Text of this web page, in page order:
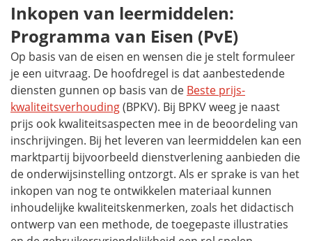
Inkopen van leermiddelen:
Programma van Eisen (PvE)
Op basis van de eisen en wensen die je stelt formuleer
je een uitvraag. De hoofdregel is dat aanbestedende
diensten gunnen op basis van de Beste prijs-
kwaliteitsverhouding(BPKV). Bij BPKV weeg je naast
prijs ook kwaliteitsaspecten mee in de beoordeling van
inschrijvingen. Bij het leveren van leermiddelen kan een
marktpartij bijvoorbeeld dienstverlening aanbieden die
de onderwijsinstelling ontzorgt. Als er sprake is van het
inkopen van nog te ontwikkelen materiaal kunnen
inhoudelijke kwaliteitskenmerken, zoals het didactisch
ontwerp van een methode, de toegepaste illustraties